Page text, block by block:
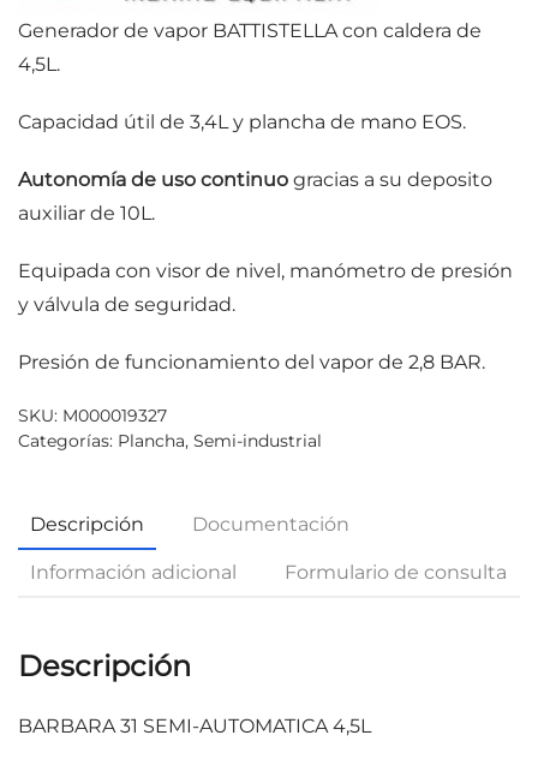
Generador de vapor BATTISTELLA con caldera de
4,5L.
Capacidad útil de 3,4L y plancha de mano EOS.
Autonomía de uso continuo gracias a su deposito
auxiliar de 10L.
Equipada con visor de nivel, manómetro de presión
y válvula de seguridad.
Presión de funcionamiento del vapor de 2,8 BAR.
SKU: M000019327
Categorías: Plancha, Semi-industrial
Descripción Documentación
Información adicional Formulario de consulta
Descripción
BARBARA 31 SEMI-AUTOMATICA 4,5L